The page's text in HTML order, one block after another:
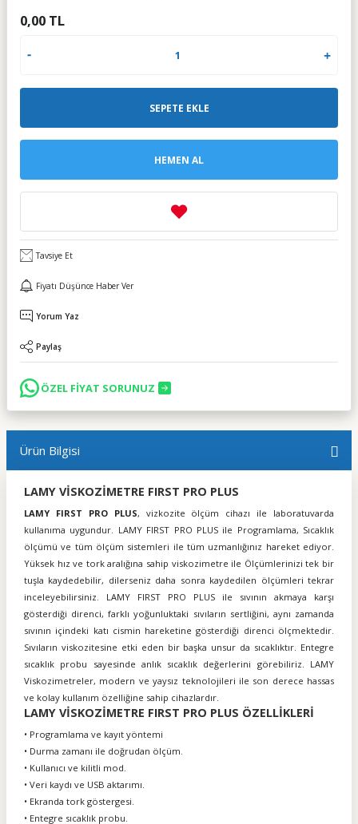
0,00 TL
SEPETE EKLE
HEMEN AL
Tavsiye Et
Fiyatı Düşünce Haber Ver
Yorum Yaz
Paylaş
ÖZEL FİYAT SORUNUZ
Ürün Bilgisi
LAMY VİSKOZİMETRE FIRST PRO PLUS
LAMY FIRST PRO PLUS, vizkozite ölçüm cihazı ile laboratuvarda
kullanıma uygundur. LAMY FIRST PRO PLUS ile Programlama, Sıcaklık
ölçümü ve tüm ölçüm sistemleri ile tüm uzmanlığınız hareket ediyor.
Yüksek hız ve tork aralığına sahip viskozimetre ile Ölçümlerinizi tek bir
tuşla kaydedebilir, dilerseniz daha sonra kaydedilen ölçümleri tekrar
inceleyebilirsiniz. LAMY FIRST PRO PLUS ile sıvının akmaya karşı
gösterdiği direnci, farklı yoğunluktaki sıvıların sertliğini, aynı zamanda
sıvının içindeki katı cismin hareketine gösterdiği direnci ölçmektedir.
Sıvıların viskozitesine etki eden bir başka unsur da sıcaklıktır. Entegre
sıcaklık probu sayesinde anlık sıcaklık değerlerini görebiliriz. LAMY
Viskozimetreler, modern ve yaysız teknolojileri ile son derece hassas
ve kolay kullanım özelliğine sahip cihazlardır.
LAMY VİSKOZİMETRE FIRST PRO PLUS ÖZELLİKLERİ
• Programlama ve kayıt yöntemi
• Durma zamanı ile doğrudan ölçüm.
• Kullanıcı ve kilitli mod.
• Veri kaydı ve USB aktarımı.
• Ekranda tork göstergesi.
• Entegre sıcaklık probu.